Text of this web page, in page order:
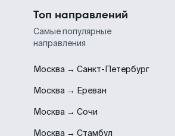
Топ направлений
Самые популярные
направления
Москва → Санкт-Петербург
Москва → Ереван
Москва → Сочи
Москва → Стамбул